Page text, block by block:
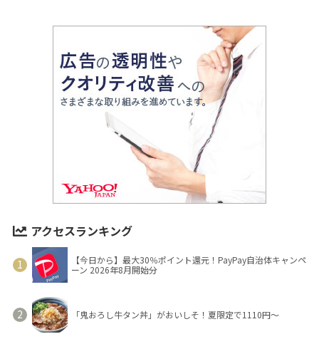
アクセスランキング
【今日から】最大30％ポイント還元！PayPay自治体キャンペ
ーン 2026年8月開始分
「鬼おろし牛タン丼」がおいしそ！夏限定で1110円～